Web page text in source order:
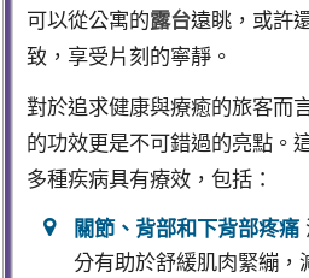
可以從公寓的露台遠眺，或許
致，享受片刻的寧靜。
對於追求健康與療癒的旅客而
的功效更是不可錯過的亮點。
多種疾病具有療效，包括：
關節、背部和下背部疼痛
分有助於舒緩肌肉緊繃，